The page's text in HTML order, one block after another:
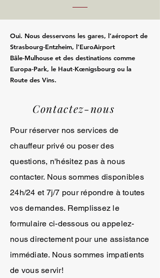
Oui. Nous desservons les gares, l’aéroport de
Strasbourg‑Entzheim, l’EuroAirport
Bâle‑Mulhouse et des destinations comme
Europa‑Park, le Haut‑Kœnigsbourg ou la
Route des Vins.
Contactez-nous
Pour réserver nos services de
chauffeur privé ou poser des
questions, n'hésitez pas à nous
contacter. Nous sommes disponibles
24h/24 et 7j/7 pour répondre à toutes
vos demandes. Remplissez le
formulaire ci-dessous ou appelez-
nous directement pour une assistance
immédiate. Nous sommes impatients
de vous servir!